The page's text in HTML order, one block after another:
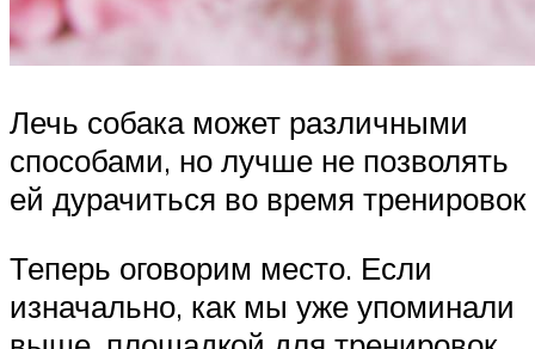
Лечь собака может различными
способами, но лучше не позволять
ей дурачиться во время тренировок
Теперь оговорим место. Если
изначально, как мы уже упоминали